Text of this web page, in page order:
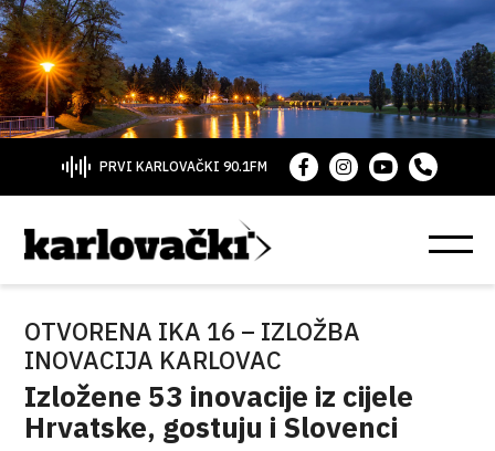
PRVI KARLOVAČKI 90.1FM
OTVORENA IKA 16 – IZLOŽBA
INOVACIJA KARLOVAC
Izložene 53 inovacije iz cijele
Hrvatske, gostuju i Slovenci